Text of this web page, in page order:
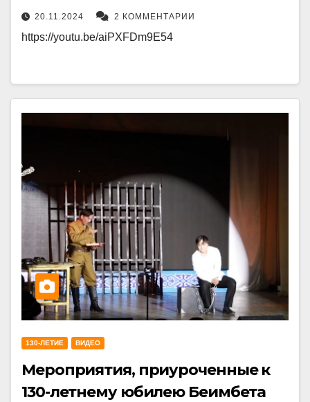
20.11.2024 2 КОММЕНТАРИИ
https://youtu.be/aiPXFDm9E54
130-ЛЕТИЕ ВИДЕО
Мероприятия, приуроченные к
130-летнему юбилею Беимбета